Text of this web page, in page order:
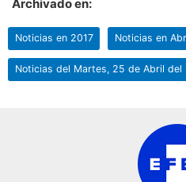
Archivado en:
Noticias en 2017 Noticias en
Noticias del Martes, 25 de Abril del